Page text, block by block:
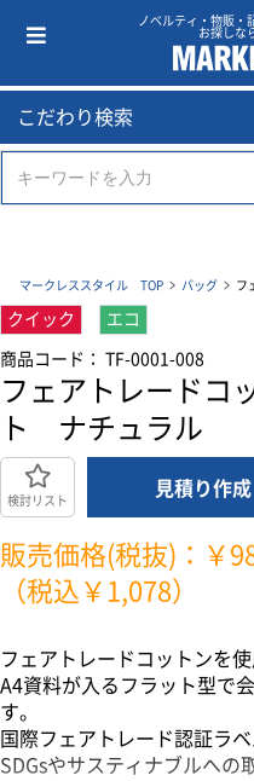
ノベルティ・物販・
お探しな
こだわり検索
マークレススタイル TOP バッグ フ
クイック エコ
商品コード： TF-0001-008
フェアトレードコ
ト ナチュラル
検討リスト
見積り作成
販売価格(税抜)：￥
（税込￥1,078）
フェアトレードコットンを
A4資料が入るフラット型で
す。
国際フェアトレード認証ラ
SDGsやサスティナブルへの